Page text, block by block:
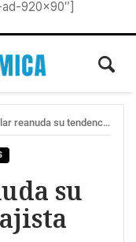
920×90″]
reanuda su tendencia bajista
su